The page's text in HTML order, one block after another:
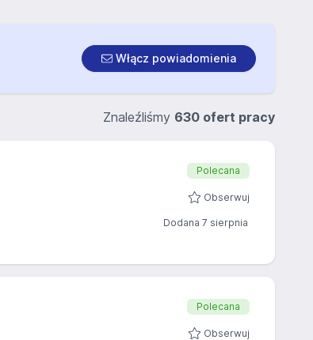
Włącz powiadomienia
Znaleźliśmy 630 ofert pracy
Polecana
Obserwuj
Dodana 7 sierpnia
Polecana
Obserwuj